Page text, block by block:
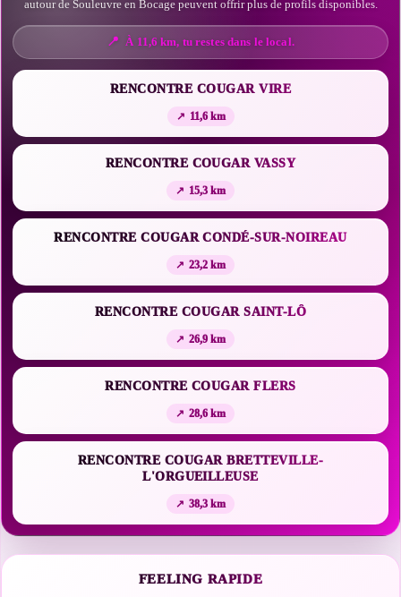
autour de Souleuvre en Bocage peuvent offrir plus de profils disponibles.
À 11,6 km, tu restes dans le local.
RENCONTRE COUGAR VIRE
11,6 km
RENCONTRE COUGAR VASSY
15,3 km
RENCONTRE COUGAR CONDÉ-SUR-NOIREAU
23,2 km
RENCONTRE COUGAR SAINT-LÔ
26,9 km
RENCONTRE COUGAR FLERS
28,6 km
RENCONTRE COUGAR BRETTEVILLE-
L'ORGUEILLEUSE
38,3 km
FEELING RAPIDE